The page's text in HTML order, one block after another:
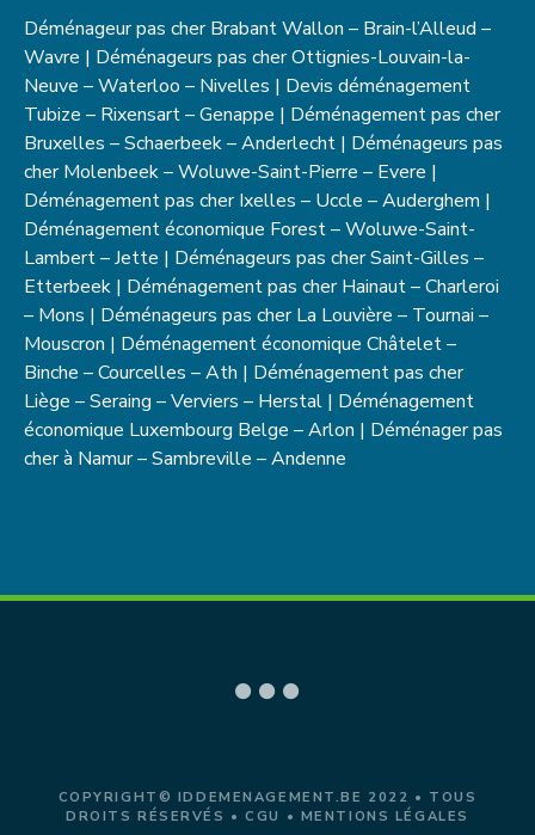
Déménageur pas cher Brabant Wallon – Brain-l’Alleud –
Wavre | Déménageurs pas cher Ottignies-Louvain-la-
Neuve – Waterloo – Nivelles | Devis déménagement
Tubize – Rixensart – Genappe | Déménagement pas cher
Bruxelles – Schaerbeek – Anderlecht | Déménageurs pas
cher Molenbeek – Woluwe-Saint-Pierre – Evere |
Déménagement pas cher Ixelles – Uccle – Auderghem |
Déménagement économique Forest – Woluwe-Saint-
Lambert – Jette | Déménageurs pas cher Saint-Gilles –
Etterbeek | Déménagement pas cher Hainaut – Charleroi
– Mons | Déménageurs pas cher La Louvière – Tournai –
Mouscron | Déménagement économique Châtelet –
Binche – Courcelles – Ath | Déménagement pas cher
Liège – Seraing – Verviers – Herstal | Déménagement
économique Luxembourg Belge – Arlon | Déménager pas
cher à Namur – Sambreville – Andenne
COPYRIGHT© IDDEMENAGEMENT.BE 2022 • TOUS
DROITS RÉSERVÉS •CGU • MENTIONS LÉGALES